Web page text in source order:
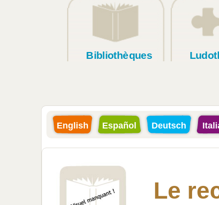
Bibliothèques
English Español Deutsch
Le